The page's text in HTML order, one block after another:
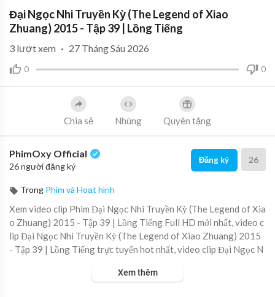
Đại Ngọc Nhi Truyền Kỳ (The Legend of Xiao
Zhuang) 2015 - Tập 39 | Lồng Tiếng
0 0
3 lượt xem · 27 Tháng Sáu 2026
Chia sẻ Nhúng Quyên tặng
PhimOxy Official
26 người đăng ký
Đăng ký 26
Trong Phim và Hoạt hình
Xem video clip Phim Đại Ngọc Nhi Truyền Kỳ (The Legend of Xia
o Zhuang) 2015 - Tập 39 | Lồng Tiếng Full HD mới nhất, video c
lip Đại Ngọc Nhi Truyền Kỳ (The Legend of Xiao Zhuang) 2015
- Tập 39 | Lồng Tiếng trực tuyến hot nhất, video clip Đại Ngọc N
Xem thêm